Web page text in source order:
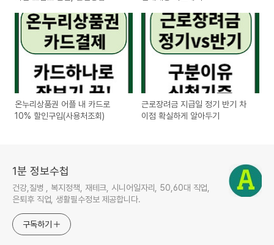
온누리상품권 어플 내 카드로
10% 할인구입(사용처조회)
근로장려금 지급일 정기 반기 차
이점 확실하게 알아두기
1분 정보수첩
건강,질병 , 복지정책, 재테크, 시니어일자리, 50,60대 직업,
은퇴후 직업, 생활필수정보 제공합니다.
구독하기